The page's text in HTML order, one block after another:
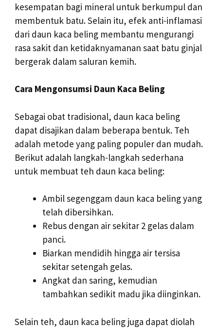
kesempatan bagi mineral untuk berkumpul dan
membentuk batu. Selain itu, efek anti-inflamasi
dari daun kaca beling membantu mengurangi
rasa sakit dan ketidaknyamanan saat batu ginjal
bergerak dalam saluran kemih.
Cara Mengonsumsi Daun Kaca Beling
Sebagai obat tradisional, daun kaca beling
dapat disajikan dalam beberapa bentuk. Teh
adalah metode yang paling populer dan mudah.
Berikut adalah langkah-langkah sederhana
untuk membuat teh daun kaca beling:
Ambil segenggam daun kaca beling yang
telah dibersihkan.
Rebus dengan air sekitar 2 gelas dalam
panci.
Biarkan mendidih hingga air tersisa
sekitar setengah gelas.
Angkat dan saring, kemudian
tambahkan sedikit madu jika diinginkan.
Selain teh, daun kaca beling juga dapat diolah